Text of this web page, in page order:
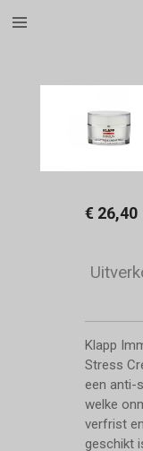
Ga
€ 26,40
Klapp
Stress
een anti-
welke
verfrist
geschikt